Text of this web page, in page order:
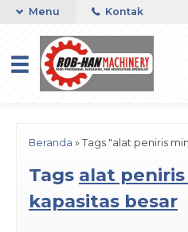
Menu Kontak
Beranda » Tags "alat peniris
Tags alat
kapasitas besar